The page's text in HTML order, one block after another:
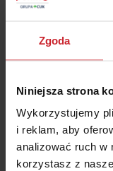
Zgoda
Niniejsza strona
Wykorzystujemy
i reklam, aby
analizować ruch w
korzystasz z
Bochnia
Brzesko
Chrzanów